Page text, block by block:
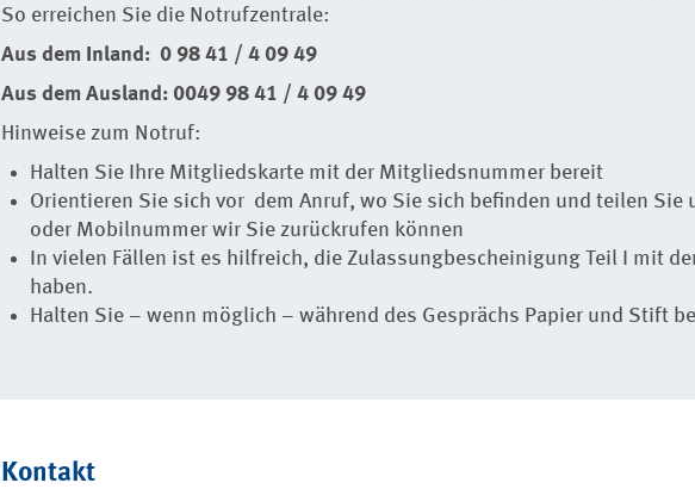
So erreichen Sie die Notrufzentrale:
Aus dem Inland: 0 98 41 / 4 09 49
Aus dem Ausland: 0049 98 41 / 4 09 49
Hinweise zum Notruf:
Halten Sie Ihre Mitgliedskarte mit der Mitgliedsnummer bereit
Orientieren Sie sich vor dem Anruf, wo Sie sich befinden und teilen Sie
oder Mobilnummer wir Sie zurückrufen können
In vielen Fällen ist es hilfreich, die Zulassungbescheinigung Teil I mit
haben.
Halten Sie – wenn möglich – während des Gesprächs Papier und Stift
Kontakt